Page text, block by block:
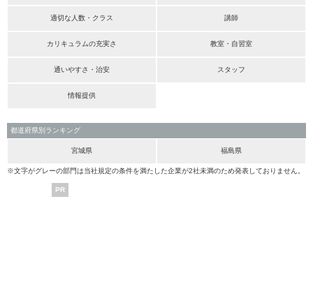
適切な人数・クラス 講師
カリキュラムの充実さ 教室・自習室
通いやすさ・治安 スタッフ
情報提供
都道府県別ランキング
宮城県 福島県
※文字がグレーの部門は当社規定の条件を満たした企業が2社未満のため発表しておりません。
PR